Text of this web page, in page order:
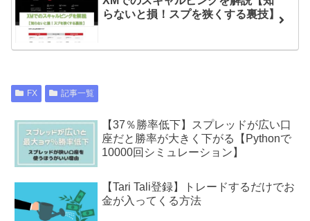
らないと損！スプを狭くする裏技】
FX 記事一覧
【37％勝率低下】スプレッドが広い口
座だと勝率が大きく下がる【Pythonで
10000回シミュレーション】
【Tari Tali登録】トレードするだけでお
金が入ってくる方法